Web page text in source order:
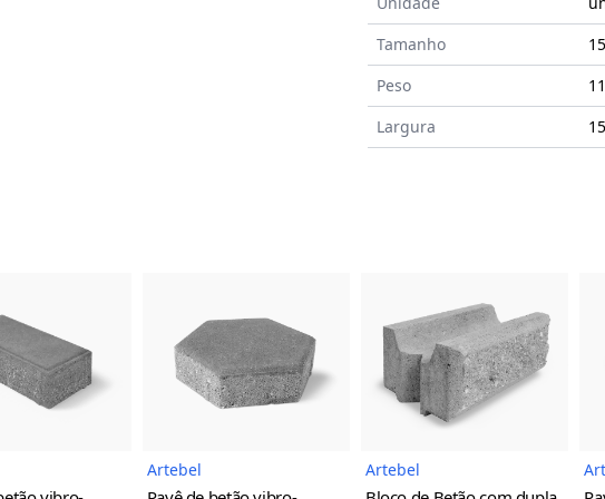
Tamanho
Peso
Largura
Imagem do Produto Imagem do Produto
Artebel
Imagem do
Artebel